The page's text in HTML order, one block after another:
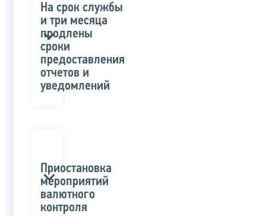
На срок службы
и три месяца
продлены
сроки
предоставления
отчетов и
уведомлений
Приостановка
мероприятий
валютного
контроля